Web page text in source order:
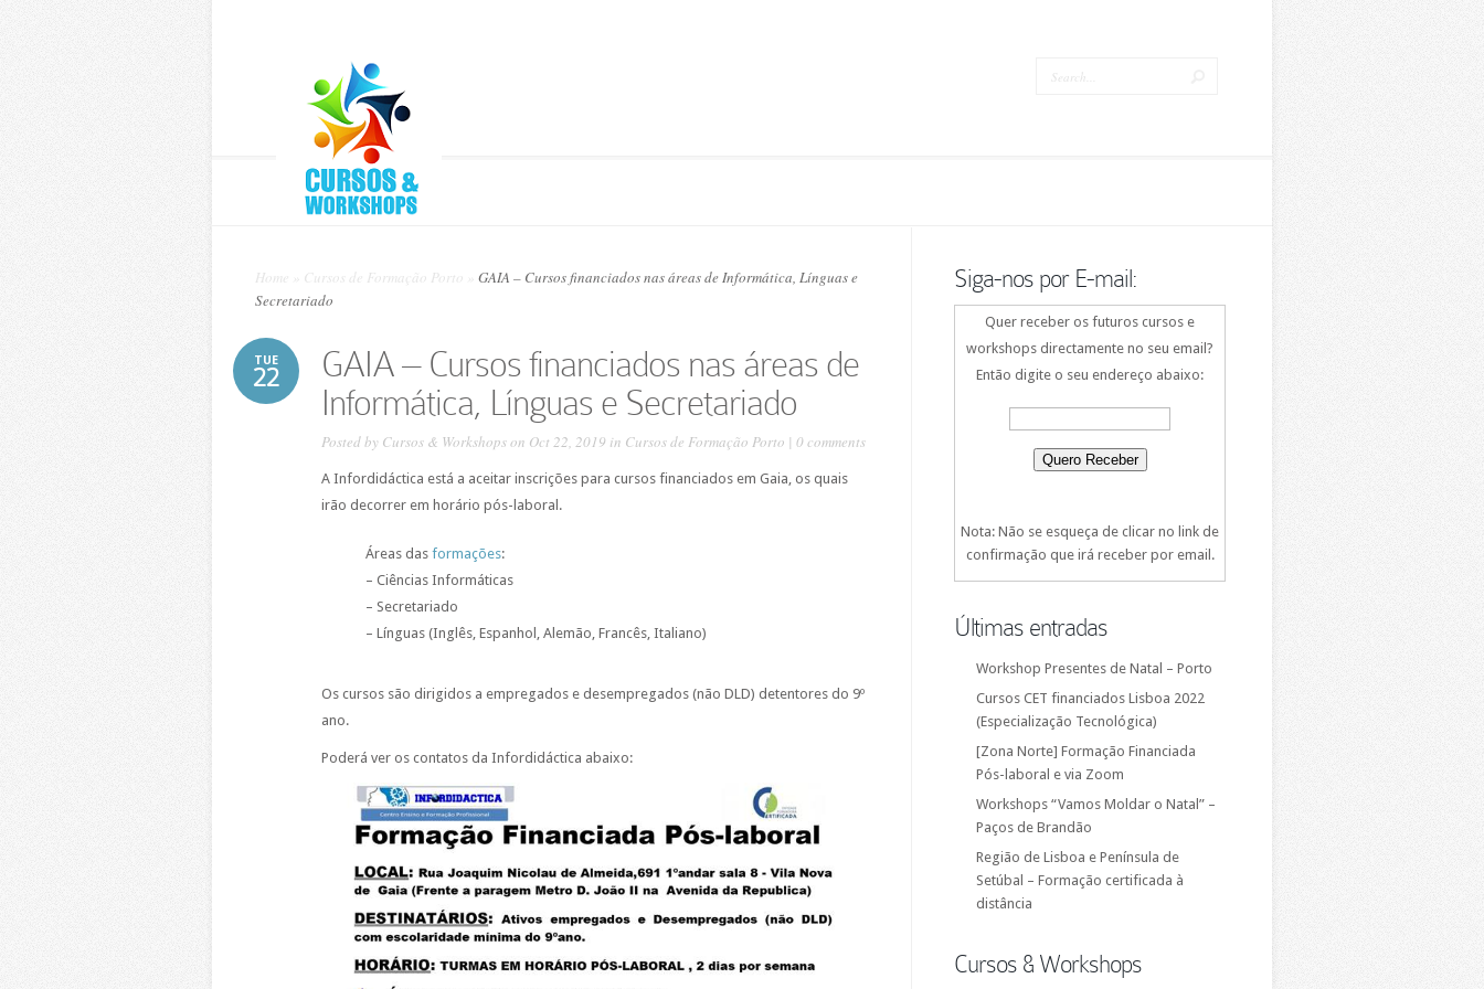
Home Cursos de Formação Porto
GAIA – Cursos financiados nas áreas de Informática, Línguas e
Secretariado
TUE
22
GAIA – Cursos financiados nas áreas de
Informática, Línguas e Secretariado
Posted by Cursos & Workshopson Oct 22, 2019 in Cursos de Formação Porto | 0 comments
A Infordidáctica está a aceitar inscrições para cursos financiados em Gaia, os quais
irão decorrer em horário pós-laboral.
Áreas das formações:
– Ciências Informáticas
– Secretariado
– Línguas (Inglês, Espanhol, Alemão, Francês, Italiano)
Os cursos são dirigidos a empregados e desempregados (não DLD) detentores do 9º
ano.
Poderá ver os contatos da Infordidáctica abaixo:
Siga-nos por E-mail:
Quer receber os futuros cursos e
workshops directamente no seu email?
Então digite o seu endereço abaixo:
Nota: Não se esqueça de clicar no link de
confirmação que irá receber por email.
Últimas entradas
Workshop Presentes de Natal – Porto
Cursos CET financiados Lisboa 2022
(Especialização Tecnológica)
[Zona Norte] Formação Financiada
Pós-laboral e via Zoom
Workshops “Vamos Moldar o Natal” –
Paços de Brandão
Região de Lisboa e Península de
Setúbal – Formação certificada à
distância
Cursos & Workshops